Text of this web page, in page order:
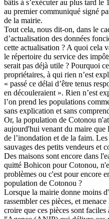
bâtis à s’exécuter au plus tard le
au premier communiqué signé
de la mairie.
Tout cela, nous dit-on, dans le
d’actualisation des données
cette actualisation ? A quoi cela
le répertoire du service des
serait pas déjà utile ? Pourquoi
propriétaires, à qui rien n’est
« passé ce délai d’être tenus
en découleraient ». Rien n’est
l’on prend les populations
sans explication et sans
Or, la population de Cotonou
aujourd'hui venant du maire que
de l’inondation et de la faim.
sauvages des petits vendeurs et
Des maisons sont encore dans
quitté Bohicon pour Cotonou,
problèmes ou c'est pour encore
population de Cotonou ?
Lorsque la mairie donne moins
rassembler ces pièces, et
croire que ces pièces sont